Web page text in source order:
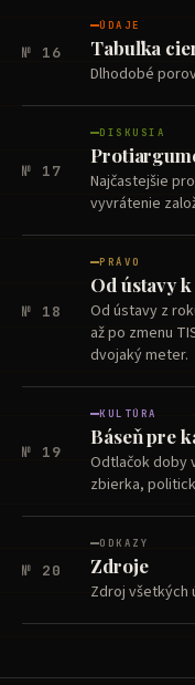
№ 16
ÚDAJE
Tabuľka
Dlhodobé
№ 17
DISKUSIA
Najčastejšie
vyvrátenie
№ 18
PRÁVO
Od ústavy
Od ústavy z
až po zmenu
dvojaký meter.
№ 19
KULTÚRA
Báseň pre
Odtlačok doby
zbierka,
№ 20
ODKAZY
Zdroje
Zdroj všetkých